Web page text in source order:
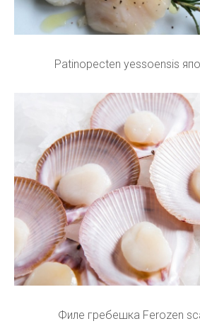
Patinopecten yessoensis
Филе гребешка Ferozen